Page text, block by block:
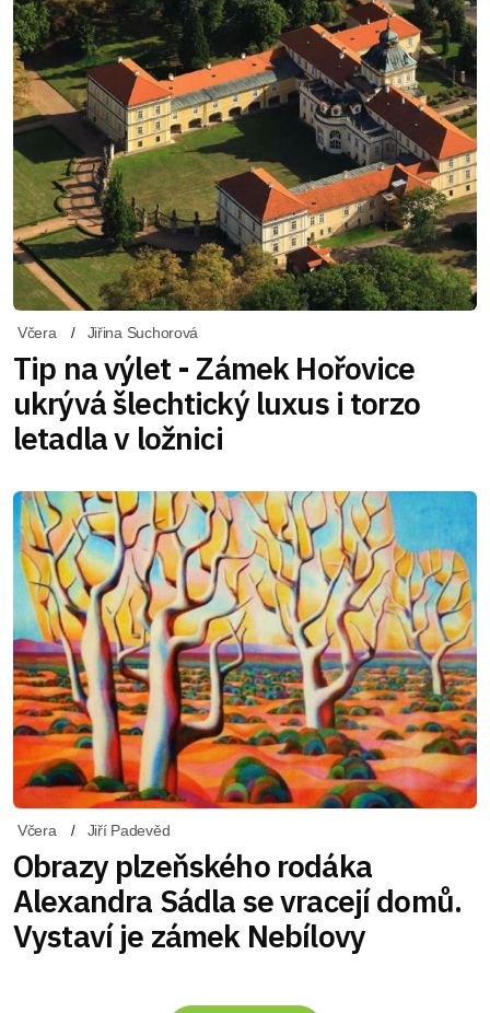
Včera Jiřina Suchorová
Tip na výlet - Zámek Hořovice
ukrývá šlechtický luxus i torzo
letadla v ložnici
Včera Jiří Padevěd
Obrazy plzeňského rodáka
Alexandra Sádla se vracejí domů.
Vystaví je zámek Nebílovy